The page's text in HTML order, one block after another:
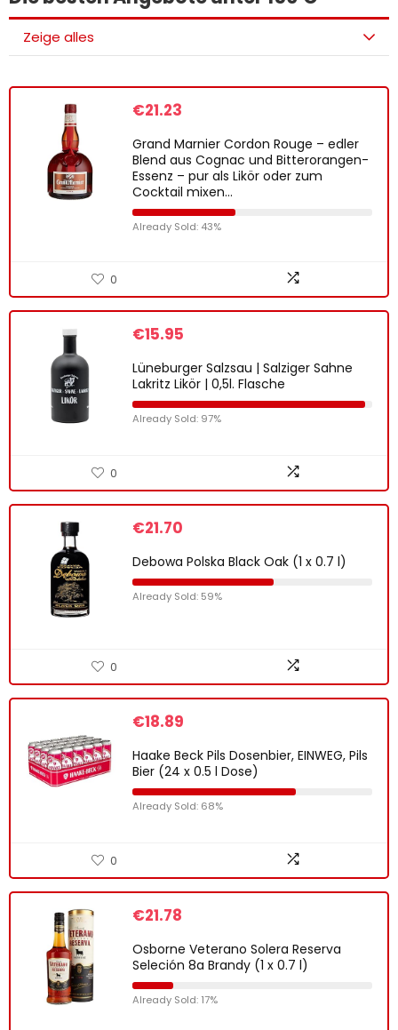
Zeige alles
€21.23
Grand Marnier Cordon Rouge – edler
Blend aus Cognac und Bitterorangen-
Essenz – pur als Likör oder zum
Cocktail mixen…
Already Sold: 43%
0
€15.95
Lüneburger Salzsau | Salziger Sahne
Lakritz Likör | 0,5l. Flasche
Already Sold: 97%
0
€21.70
Debowa Polska Black Oak (1 x 0.7 l)
Already Sold: 59%
0
€18.89
Haake Beck Pils Dosenbier, EINWEG, Pils
Bier (24 x 0.5 l Dose)
Already Sold: 68%
0
€21.78
Osborne Veterano Solera Reserva
Seleción 8a Brandy (1 x 0.7 l)
Already Sold: 17%